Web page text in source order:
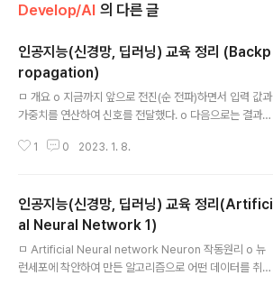
Develop/AI 의 다른 글
인공지능(신경망, 딥러닝) 교육 정리 (Backp
ropagation)
ㅁ 개요 o 지금까지 앞으로 전진(순 전파)하면서 입력 값과
가중치를 연산하여 신호를 전달했다. o 다음으로는 결과값
o 오차를 이용해 가중치를 업데이트하여 모델을 정교하게
ation이라고 하자. o 그렇다면 하나이상 입력값이 왔을 때
어떻게 에러를 전달할 것인가? - 그냥 1/n 하여 균등 전달
하는 방법도 있고, - 가중치(Weight)에 비례하여 전달하
는 방법이 있다. 가중치가 크면 클수록 영향이 크니까 에러
도 많이 반영해야 하는 것이 아닌가? 라는 접근법이라고 보
1 0 2023. 1. 8.
인공지능(신경망, 딥러닝) 교육 정리(Artifici
al Neural Network 1)
ㅁ Artificial Neural network Neuron 작동원리 o 뉴
런세포에 착안하여 만든 알고리즘으로 어떤 데이터를 취합